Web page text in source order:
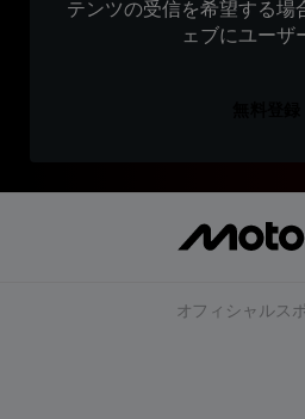
テンツの受信を希望する場
ェブにユーザ
オフィシャルス